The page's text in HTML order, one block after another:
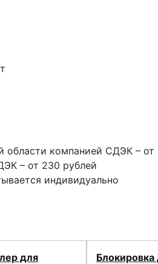
области компанией СДЭК – от
– от 230 рублей
индивидуально
для